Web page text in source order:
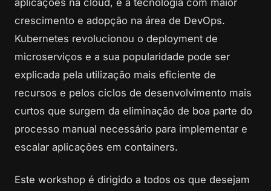
aplicações na cloud, e a tecnologia com maior
crescimento e adopção na área de DevOps.
Kubernetes revolucionou o deployment de
microserviços e a sua popularidade pode ser
explicada pela utilização mais eficiente de
recursos e pelos ciclos de desenvolvimento mais
curtos que surgem da eliminação de boa parte do
processo manual necessário para implementar e
escalar aplicações em containers.
Este workshop é dirigido a todos os que desejam